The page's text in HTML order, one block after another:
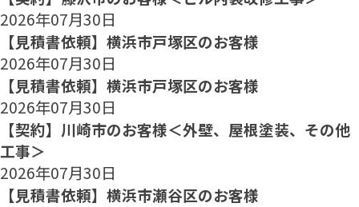
2026年07月30日
【見積書依頼】横浜市戸塚区のお客様
2026年07月30日
【見積書依頼】横浜市戸塚区のお客様
2026年07月30日
【契約】川崎市のお客様＜外壁、屋根塗装、その他
工事＞
2026年07月30日
【見積書依頼】横浜市瀬谷区のお客様